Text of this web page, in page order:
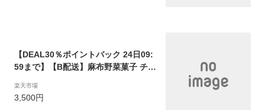
【DEAL30％ポイントバック 24日09:
59まで】【B配送】麻布野菜菓子 チッ
物 チップス 高級 有名店 スイーツ ギ
フト 詰め合わせ 贈り物 おつまみ 差し
楽天市場
3,500円